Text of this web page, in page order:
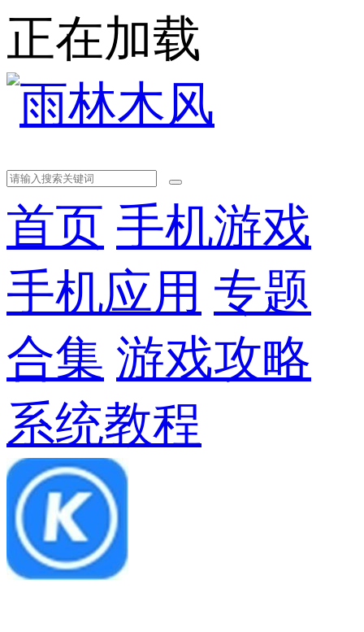
正在加载
首页 手机游戏
手机应用 专题
合集 游戏攻略
系统教程